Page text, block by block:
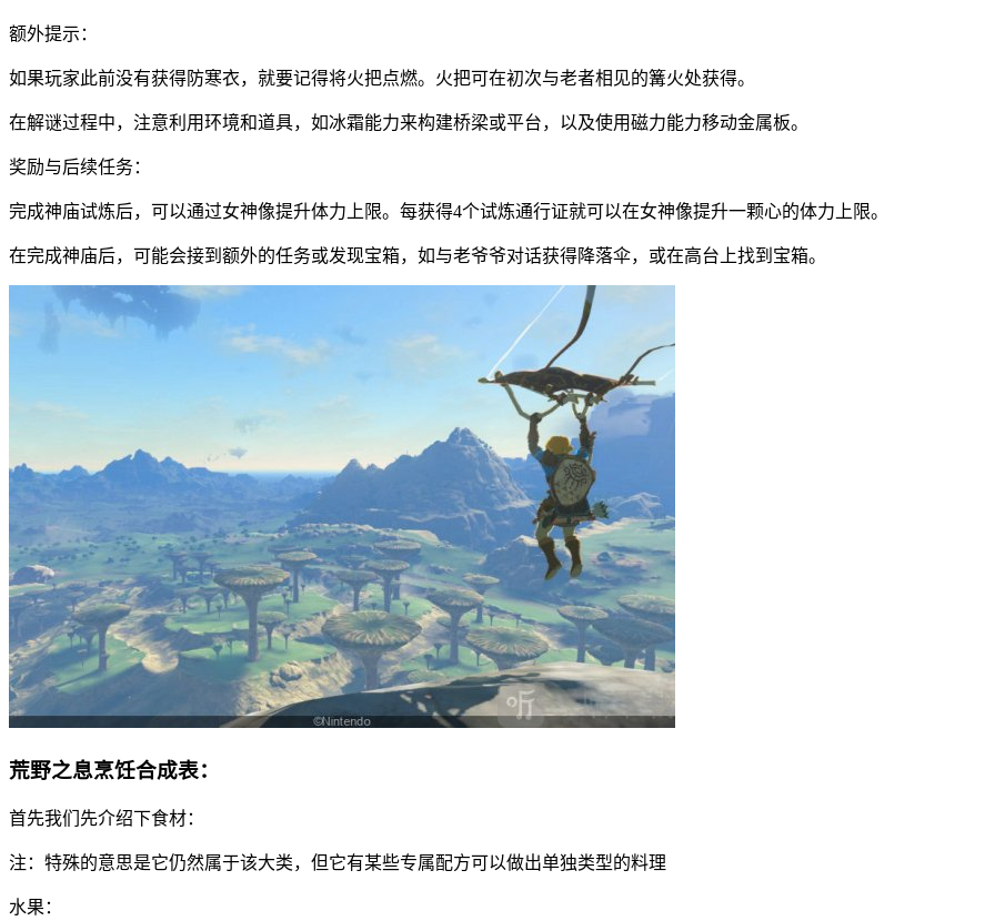
额外提示：
如果玩家此前没有获得防寒衣，就要记得将火把点燃。火把可在初次与老者相见的篝火处获得。
在解谜过程中，注意利用环境和道具，如冰霜能力来构建桥梁或平台，以及使用磁力能力移动金属板。
奖励与后续任务：
完成神庙试炼后，可以通过女神像提升体力上限。每获得4个试炼通行证就可以在女神像提升一颗心的体力上限。
在完成神庙后，可能会接到额外的任务或发现宝箱，如与老爷爷对话获得降落伞，或在高台上找到宝箱。
荒野之息烹饪合成表：
首先我们先介绍下食材：
注：特殊的意思是它仍然属于该大类，但它有某些专属配方可以做出单独类型的料理
水果：